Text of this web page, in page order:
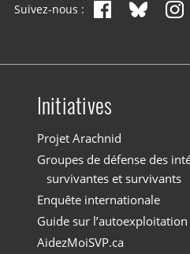
Suivez-nous :
Initiatives
Projet Arachnid
Groupes de défense des
survivantes et survivants
Enquête internationale
Guide sur
AidezMoiSVP.ca